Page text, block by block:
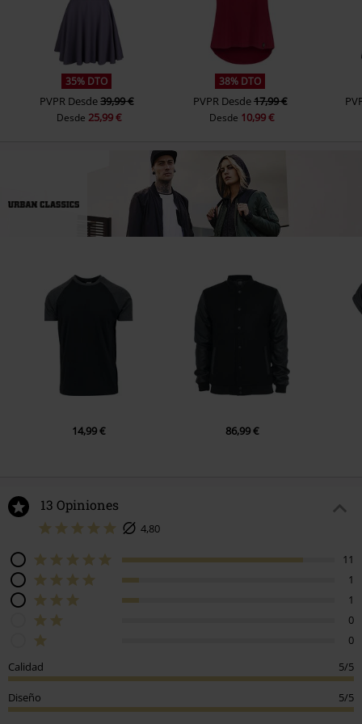
35% DTO
PVPR Desde39,99 €
Desde 25,99 €
38% DTO
PVPR Desde17,99 €
Desde 10,99 €
14,99 € 86,99 €
13 Opiniones
4,80
11
1
1
0
0
Calidad
5/5
Diseño 5/5